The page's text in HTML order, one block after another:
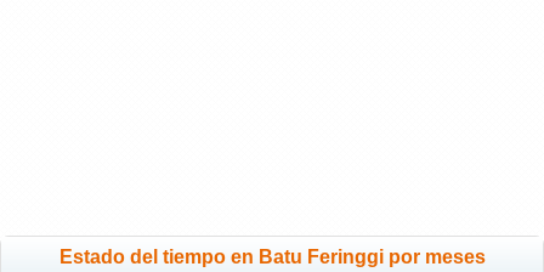
Estado del tiempo en Batu Feringgi por meses